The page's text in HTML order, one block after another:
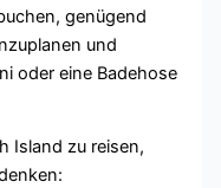
genügend
und
oder eine Badehose
Island zu reisen,